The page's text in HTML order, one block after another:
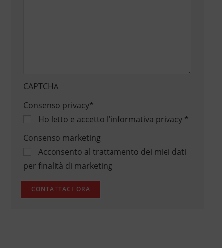
CAPTCHA
Consenso privacy*
Ho letto e accetto l'informativa privacy*
Consenso marketing
Acconsento al trattamento dei miei dati
per finalità di marketing